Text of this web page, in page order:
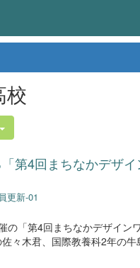
校
第4回まちなかデザイ
更新-01
の「第4回まちなかデザイン
々木君、国際教養科2年の